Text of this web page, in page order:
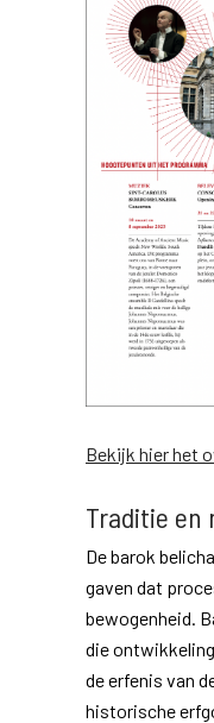
Bekijk hier het
Traditie en
De barok
gaven dat
bewogenheid.
die
de erfenis van
historische